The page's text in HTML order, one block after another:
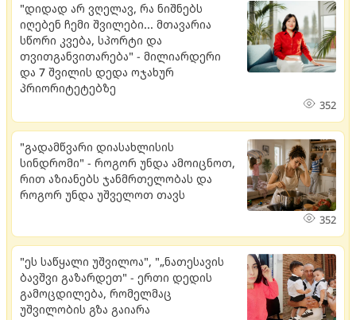
"დიდად არ ვღელავ, რა ნიშნებს
იღებენ ჩემი შვილები... მთავარია
სწორი კვება, სპორტი და
თვითგანვითარება" - მილიარდერი
და 7 შვილის დედა ოჯახურ
პრიორიტეტებზე
352
"გადამწვარი დიასახლისის
სინდრომი" - როგორ უნდა ამოიცნოთ,
რით აზიანებს ჯანმრთელობას და
როგორ უნდა უშველოთ თავს
352
"ეს საწყალი უშვილოა", "„ნათესავის
ბავშვი გაზარდეთ" - ერთი დედის
გამოცდილება, რომელმაც
უშვილობის გზა გაიარა